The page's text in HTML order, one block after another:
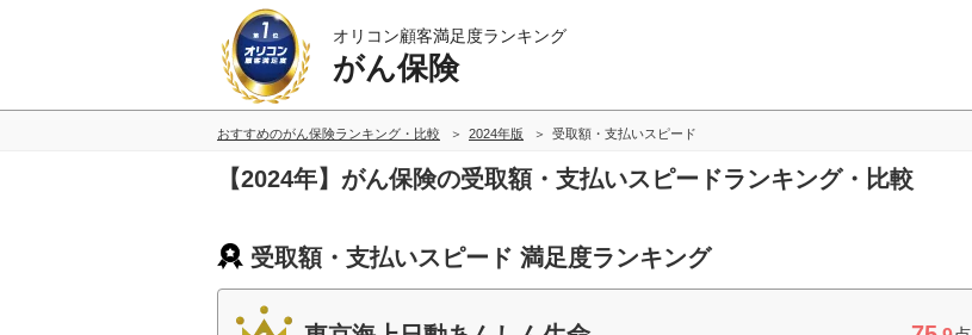
オリコン顧客満足度ランキング
がん保険
おすすめのがん保険ランキング・比較 2024年版 受取額・支払いスピード
【2024年】がん保険の受取額・支払いスピードランキング・比較
受取額・支払いスピード 満足度ランキング